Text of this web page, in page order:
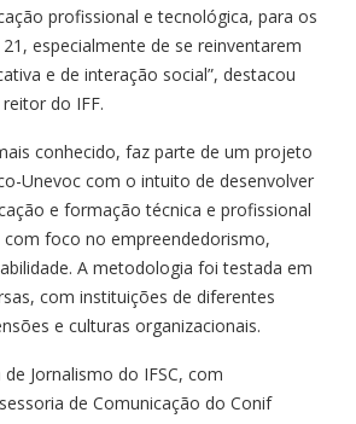
profissional e tecnológica, para os
especialmente de se reinventarem
e de interação social”, destacou
do IFF.
conhecido, faz parte de um projeto
Unevoc com o intuito de desenvolver
e formação técnica e profissional
foco no empreendedorismo,
A metodologia foi testada em
com instituições de diferentes
e culturas organizacionais.
Jornalismo do IFSC, com
de Comunicação do Conif